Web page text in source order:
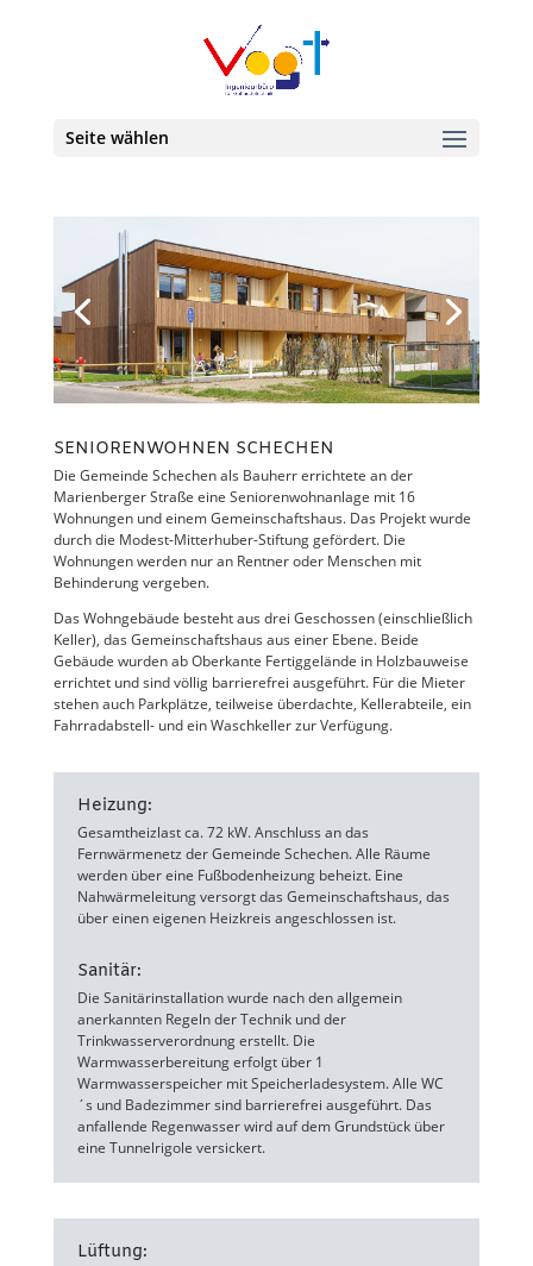
Seite wählen
SENIORENWOHNEN SCHECHEN
Die Gemeinde Schechen als Bauherr errichtete an der
Marienberger Straße eine Seniorenwohnanlage mit 16
Wohnungen und einem Gemeinschaftshaus. Das Projekt wurde
durch die Modest-Mitterhuber-Stiftung gefördert. Die
Wohnungen werden nur an Rentner oder Menschen mit
Behinderung vergeben.
Das Wohngebäude besteht aus drei Geschossen (einschließlich
Keller), das Gemeinschaftshaus aus einer Ebene. Beide
Gebäude wurden ab Oberkante Fertiggelände in Holzbauweise
errichtet und sind völlig barrierefrei ausgeführt. Für die Mieter
stehen auch Parkplätze, teilweise überdachte, Kellerabteile, ein
Fahrradabstell- und ein Waschkeller zur Verfügung.
Heizung:
Gesamtheizlast ca. 72 kW. Anschluss an das
Fernwärmenetz der Gemeinde Schechen. Alle Räume
werden über eine Fußbodenheizung beheizt. Eine
Nahwärmeleitung versorgt das Gemeinschaftshaus, das
über einen eigenen Heizkreis angeschlossen ist.
Sanitär:
Die Sanitärinstallation wurde nach den allgemein
anerkannten Regeln der Technik und der
Trinkwasserverordnung erstellt. Die
Warmwasserbereitung erfolgt über 1
Warmwasserspeicher mit Speicherladesystem. Alle WC
´s und Badezimmer sind barrierefrei ausgeführt. Das
anfallende Regenwasser wird auf dem Grundstück über
eine Tunnelrigole versickert.
Lüftung: